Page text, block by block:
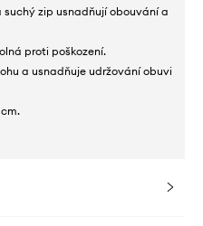
zip usnadňují obouvání a
proti poškození.
a usnadňuje udržování obuvi